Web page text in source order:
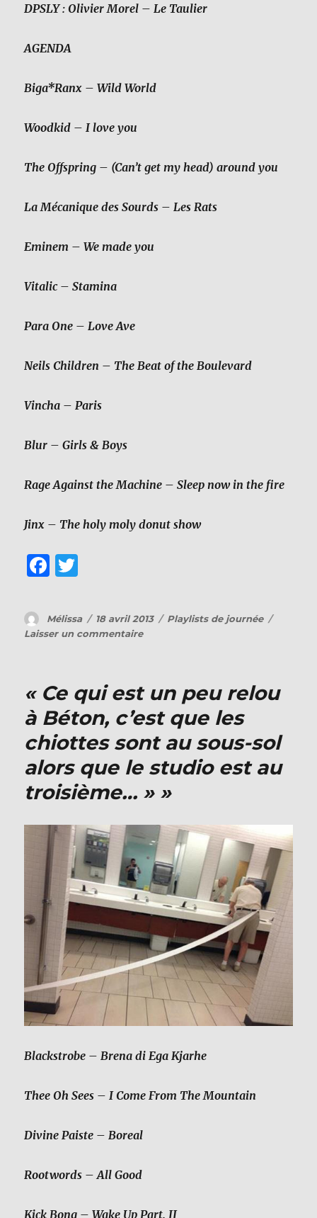
DPSLY : Olivier Morel – Le Taulier
AGENDA
Biga*Ranx – Wild World
Woodkid – I love you
The Offspring – (Can’t get my head) around you
La Mécanique des Sourds – Les Rats
Eminem – We made you
Vitalic– Stamina
Para One – Love Ave
Neils Children – The Beat of the Boulevard
Vincha – Paris
Blur – Girls & Boys
Rage Against the Machine – Sleep now in the fire
Jinx – The holy moly donut show
F
ce
b
o
k
itt
er
Auteur
Mélissa
Publié
le
18 avril 2013 Catégories
Playlists de journée
Laisser un commentairesur
prend
aises,
il
a
du
à
nom »
« Ce qui est un peu relou
à Béton, c’est que les
chiottes sont au sous-sol
alors que le studio est au
troisième… » »
Blackstrobe –Brena di Ega Kjarhe
Thee Oh Sees –I Come From The Mountain
Divine Paiste –Boreal
Rootwords –All Good
Kick Bong –Wake Up Part. II